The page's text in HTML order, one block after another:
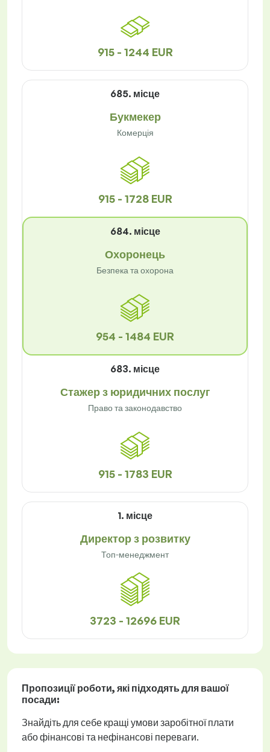
915 - 1244 EUR
685. місце
Букмекер
Комерція
915 - 1728 EUR
684. місце
Охоронець
Безпека та охорона
954 - 1484 EUR
683. місце
Стажер з юридичних послуг
Право та законодавство
915 - 1783 EUR
1. місце
Директор з розвитку
Топ-менеджмент
3723 - 12696 EUR
Пропозиції роботи, які підходять для вашої
посади:
Знайдіть для себе кращі умови заробітної плати
або фінансові та нефінансові переваги.